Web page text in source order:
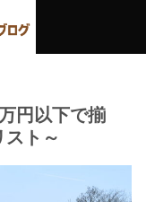
円以下で揃
スト～